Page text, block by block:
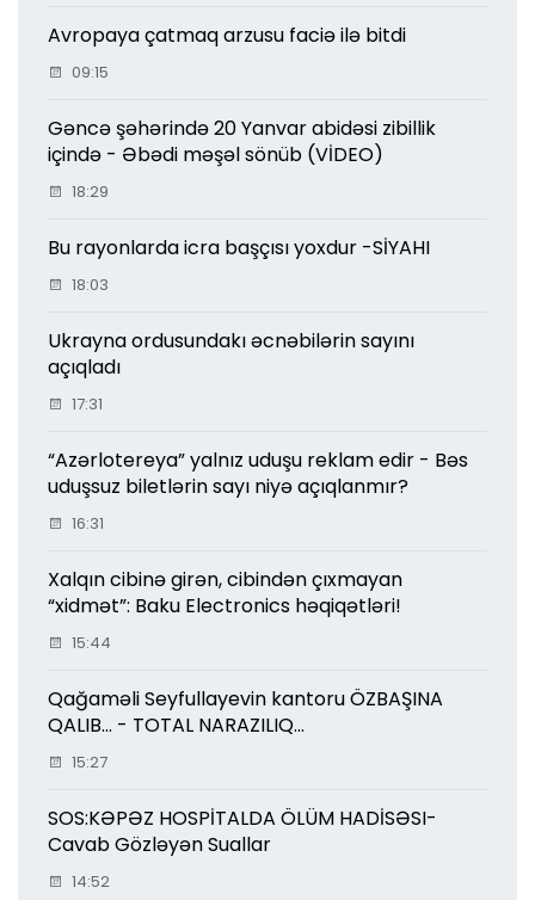
Avropaya çatmaq arzusu faciə ilə bitdi
09:15
Gəncə şəhərində 20 Yanvar abidəsi zibillik
içində - Əbədi məşəl sönüb (VİDEO)
18:29
Bu rayonlarda icra başçısı yoxdur -SİYAHI
18:03
Ukrayna ordusundakı əcnəbilərin sayını
açıqladı
17:31
“Azərlotereya” yalnız uduşu reklam edir - Bəs
uduşsuz biletlərin sayı niyə açıqlanmır?
16:31
Xalqın cibinə girən, cibindən çıxmayan
“xidmət”: Baku Electronics həqiqətləri!
15:44
Qağaməli Seyfullayevin kantoru ÖZBAŞINA
QALIB... - TOTAL NARAZILIQ...
15:27
SOS:KƏPƏZ HOSPİTALDA ÖLÜM HADİSƏSI-
Cavab Gözləyən Suallar
14:52